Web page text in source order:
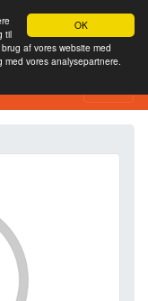
OK
til
af vores website med
vores analysepartnere.